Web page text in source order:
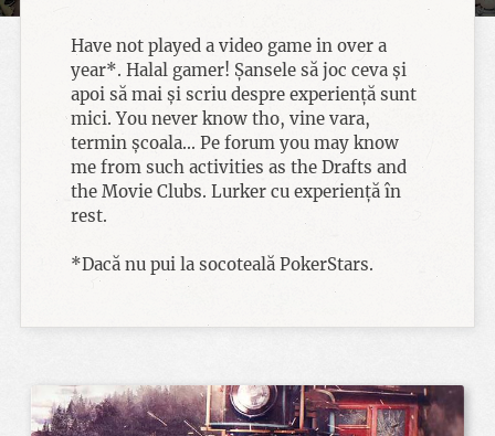
Have not played a video game in over a
year*. Halal gamer! Șansele să joc ceva și
apoi să mai și scriu despre experiență sunt
mici. You never know tho, vine vara,
termin școala... Pe forum you may know
me from such activities as the Drafts and
the Movie Clubs. Lurker cu experiență în
rest.
*Dacă nu pui la socoteală PokerStars.